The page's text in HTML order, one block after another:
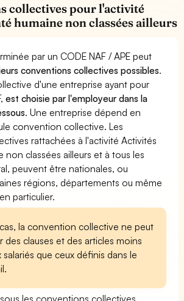
collectives pour l'activité
humaine non classées ailleurs
par un CODE NAF / APE peut
conventions collectives possibles.
d'une entreprise ayant pour
est choisie par l'employeur dans la
. Une entreprise dépend en
convention collective. Les
rattachées à l'activité Activités
non classées ailleurs et à tous les
peuvent être nationales, ou
régions, départements ou même
particulier.
la convention collective ne peut
des clauses et des articles moins
que ceux définis dans le
les conventions collectives